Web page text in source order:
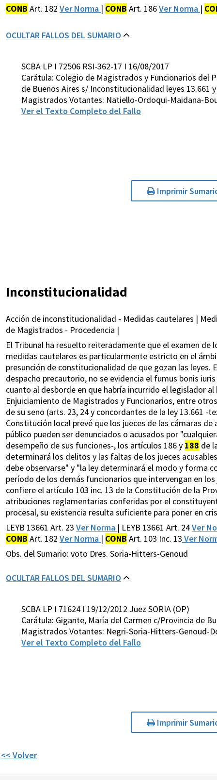
CONB Art. 182 Ver Norma | CONB Art. 186Ver Norma |
OCULTAR FALLOS DEL SUMARIO
SCBA LP I 72506 RSI-362-17 I 16/08/2017
Carátula: Colegio de Magistrados y Funcionarios del
de Buenos Aires s/ Inconstitucionalidad leyes 13.661
Magistrados Votantes: Natiello-Ordoqui-Maidana-
Ver el Texto Completo del Fallo
Imprimir
Inconstitucionalidad
Acción de inconstitucionalidad - Medidas cautelares |
de Magistrados - Procedencia |
El Tribunal ha resuelto reiteradamente que el examen
medidas cautelares es particularmente estricto en el
presunción de constitucionalidad de que gozan las leyes.
despacho precautorio, no se evidencia el fumus bonis
cuanto al desborde en que habría incurrido el legislador
Enjuiciamiento de Magistrados y Funcionarios, entre
de su seno (arts. 23, 24 y concordantes de la ley 13.661
Constitución local prevé que los jueces de las cámaras
público pueden ser denunciados o acusados por
desempeño de sus funciones-, los artículos 186 y 188 de
determinará los delitos y las faltas de los jueces
debe observarse" y "la ley determinará el modo y forma
período de los demás funcionarios que intervengan en
confiere el artículo 103 inc. 13 de la Constitución de la
atribuciones reglamentarias conferidas por el
procesal, su existencia resulta suficiente para poner en
LEYB 13661 Art. 23 Ver Norma | LEYB 13661 Art. 24Ver
CONB Art. 182 Ver Norma | CONB Art. 103 Inc. 13 Ver
Obs. del Sumario: voto Dres. Soria-Hitters-Genoud
OCULTAR FALLOS DEL SUMARIO
SCBA LP I 71624 I 19/12/2012 Juez SORIA (OP)
Carátula: Gigante, María del Carmen c/Provincia de
Magistrados Votantes: Negri-Soria-Hitters-Genoud-
Ver el Texto Completo del Fallo
Imprimir
<< Volver